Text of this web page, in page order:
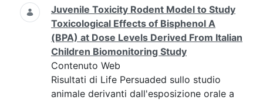
Juvenile Toxicity Rodent Model to Study
Toxicological Effects of Bisphenol A
(BPA) at Dose Levels Derived From Italian
Children Biomonitoring Study
Contenuto Web
Risultati di Life Persuaded sullo studio
animale derivanti dall'esposizione orale a